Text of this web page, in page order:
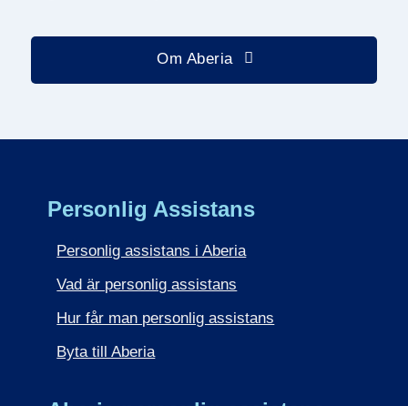
Om Aberia
Personlig Assistans
Personlig assistans i Aberia
Vad är personlig assistans
Hur får man personlig assistans
Byta till Aberia